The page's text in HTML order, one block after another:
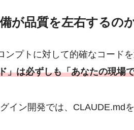
が品質を左右するの
ンプトに対して的確なコードを
」は必ずしも「あなたの現場
イン開発では、CLAUDE.md